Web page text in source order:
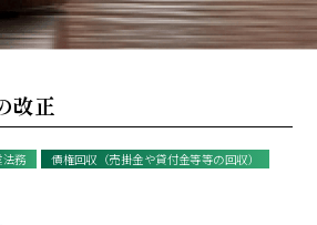
改正
務 債権回収（売掛金や貸付金等等の回収）